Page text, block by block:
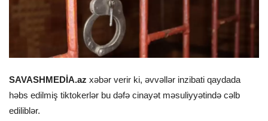
SAVASHMEDİA.az xəbər verir ki, əvvəllər inzibati qaydada
həbs edilmiş tiktokerlər bu dəfə cinayət məsuliyyətində cəlb
ediliblər.